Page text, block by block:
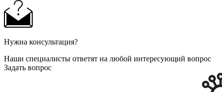
Нужна консультация?
Наши специалисты ответят на любой интересующий вопрос
Задать вопрос